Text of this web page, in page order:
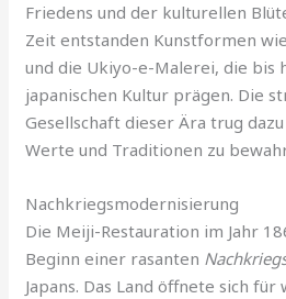
Friedens und der kulturellen
Zeit entstanden Kunstformen
und die Ukiyo-e-Malerei, die bis
japanischen Kultur prägen. Die
Gesellschaft dieser Ära trug
Werte und Traditionen zu
Nachkriegsmodernisierung
Die Meiji-Restauration im Jahr
Beginn einer rasanten
Japans. Das Land öffnete sich für